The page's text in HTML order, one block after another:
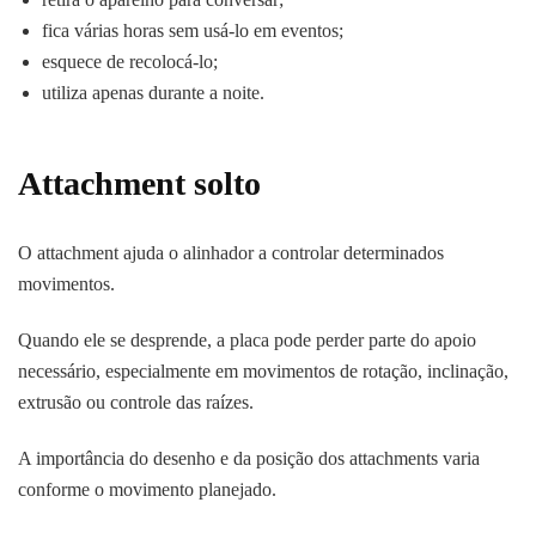
fica várias horas sem usá-lo em eventos;
esquece de recolocá-lo;
utiliza apenas durante a noite.
Attachment solto
O attachment ajuda o alinhador a controlar determinados
movimentos.
Quando ele se desprende, a placa pode perder parte do apoio
necessário, especialmente em movimentos de rotação, inclinação,
extrusão ou controle das raízes.
A importância do desenho e da posição dos attachments varia
conforme o movimento planejado.